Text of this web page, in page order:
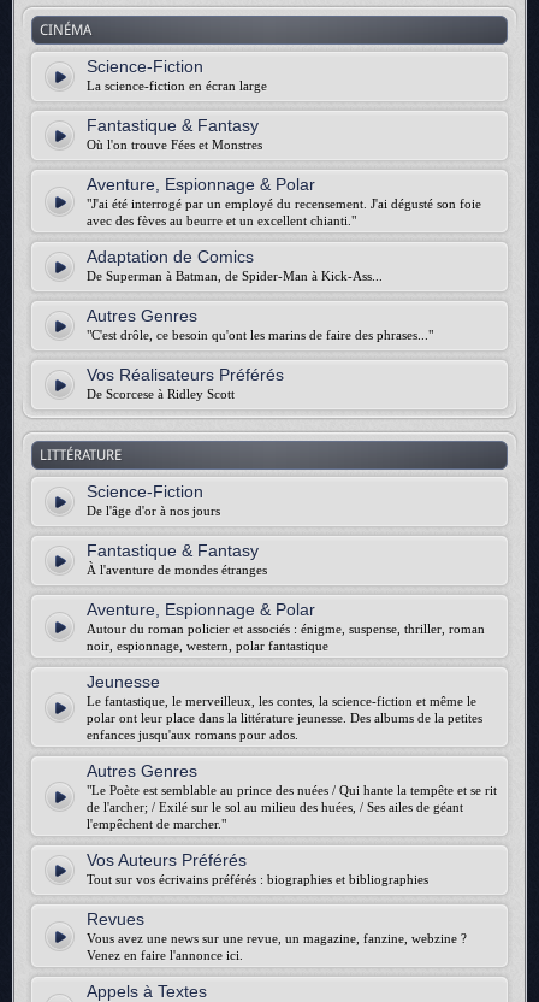
CINÉMA
Science-Fiction
La science-fiction en écran large
Fantastique & Fantasy
Où l'on trouve Fées et Monstres
Aventure, Espionnage & Polar
"J'ai été interrogé par un employé du recensement. J'ai dégusté son foie
avec des fèves au beurre et un excellent chianti."
Adaptation de Comics
De Superman à Batman, de Spider-Man à Kick-Ass...
Autres Genres
"C'est drôle, ce besoin qu'ont les marins de faire des phrases..."
Vos Réalisateurs Préférés
De Scorcese à Ridley Scott
LITTÉRATURE
Science-Fiction
De l'âge d'or à nos jours
Fantastique & Fantasy
À l'aventure de mondes étranges
Aventure, Espionnage & Polar
Autour du roman policier et associés : énigme, suspense, thriller, roman
noir, espionnage, western, polar fantastique
Jeunesse
Le fantastique, le merveilleux, les contes, la science-fiction et même le
polar ont leur place dans la littérature jeunesse. Des albums de la petites
enfances jusqu'aux romans pour ados.
Autres Genres
"Le Poète est semblable au prince des nuées / Qui hante la tempête et se rit
de l'archer; / Exilé sur le sol au milieu des huées, / Ses ailes de géant
l'empêchent de marcher."
Vos Auteurs Préférés
Tout sur vos écrivains préférés : biographies et bibliographies
Revues
Vous avez une news sur une revue, un magazine, fanzine, webzine ?
Venez en faire l'annonce ici.
Appels à Textes